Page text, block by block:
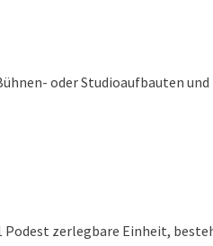
oder Studioaufbauten
zerlegbare Einheit,